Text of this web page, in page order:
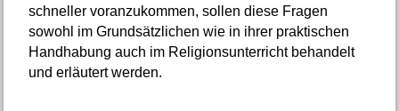
schneller voranzukommen, sollen diese Fragen
sowohl im Grundsätzlichen wie in ihrer praktischen
Handhabung auch im Religionsunterricht behandelt
und erläutert werden.